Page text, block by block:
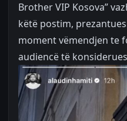
Brother VIP Kosova”
këtë postim,
moment vëmendjen te
audiencë të